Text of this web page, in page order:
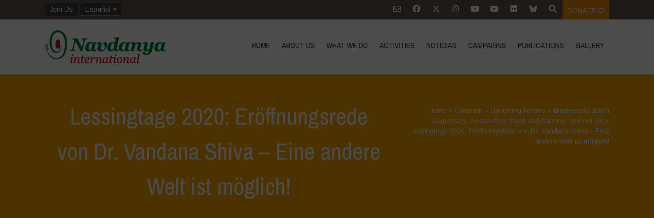
Join Us Español DONATE
HOME ABOUT US WHAT WE DO ACTIVITIES NOTICIAS CAMPAIGNS PUBLICATIONS GALLERY
Lessingtage 2020: Eröffnungsrede
von Dr. Vandana Shiva – Eine andere
Welt ist möglich!
Home > Calendar – Upcoming Actions > Biodiversity, Earth
Democracy, Poison-Free Food and Farming, Soil not Oil >
Lessingtage 2020: Eröffnungsrede von Dr. Vandana Shiva – Eine
andere Welt ist möglich!